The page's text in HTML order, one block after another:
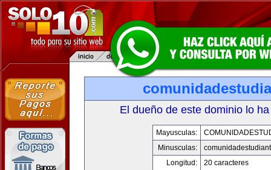
El dueño de este dominio lo
Mayusculas:
Minusculas:
Longitud:
20 caracteres